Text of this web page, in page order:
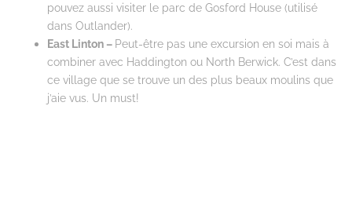
pouvez aussi visiter le parc de Gosford House (utilisé
dans Outlander).
East Linton – Peut-être pas une excursion en soi mais à
combiner avec Haddington ou North Berwick. C’est dans
ce village que se trouve un des plus beaux moulins que
j’aie vus. Un must!